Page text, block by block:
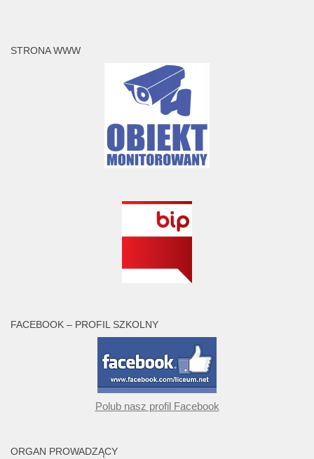
STRONA WWW
FACEBOOK – PROFIL SZKOLNY
Polub nasz profil Facebook
ORGAN PROWADZĄCY